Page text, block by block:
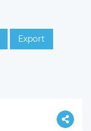
Export